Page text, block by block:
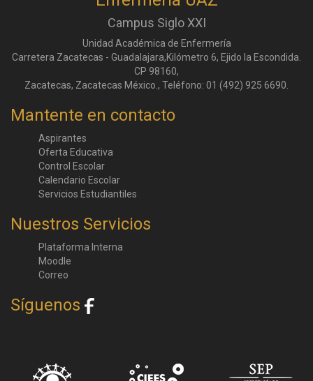
Campus Siglo XXI
Unidad Académica de Enfermería
Carretera Zacatecas - Guadalajara,Kilómetro 6, Ejido la Escondida.
CP 98160,
Zacatecas, Zacatecas México., Teléfono: 01 (492) 925 6690.
Mantente en contacto
Aspirantes
Oferta Educativa
Control Escolar
Calendario Escolar
Servicios Estudiantiles
Nuestros Servicios
Plataforma Interna
Moodle
Correo
Síguenos